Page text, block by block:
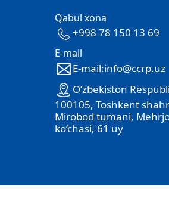
Qabul xona
+998 78 150 13 69
E-mail
E-mail:info@ccrp.uz
O‘zbekiston
100105, Toshkent
Mirobod tumani,
ko‘chasi, 61 uy